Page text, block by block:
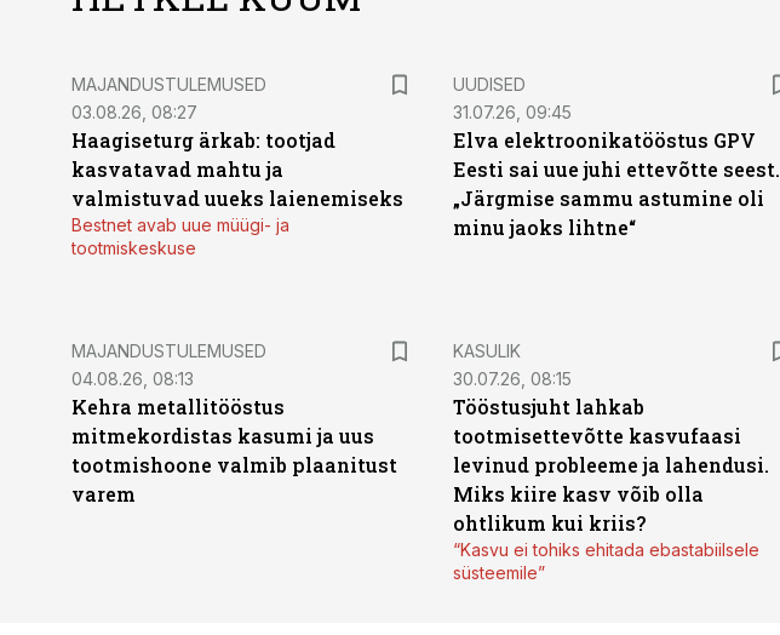
MAJANDUSTULEMUSED
03.08.26, 08:27
Haagiseturg ärkab: tootjad
kasvatavad mahtu ja
valmistuvad uueks laienemiseks
Bestnet avab uue müügi- ja
tootmiskeskuse
UUDISED
31.07.26, 09:45
Elva elektroonikatööstus GPV
Eesti sai uue juhi ettevõtte seest.
„Järgmise sammu astumine oli
minu jaoks lihtne“
MAJANDUSTULEMUSED
04.08.26, 08:13
Kehra metallitööstus
mitmekordistas kasumi ja uus
tootmishoone valmib plaanitust
varem
KASULIK
30.07.26, 08:15
Tööstusjuht lahkab
tootmisettevõtte kasvufaasi
levinud probleeme ja lahendusi.
Miks kiire kasv võib olla
ohtlikum kui kriis?
“Kasvu ei tohiks ehitada ebastabiilsele
süsteemile”